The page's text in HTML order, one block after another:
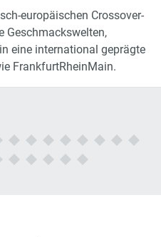
europäischen Crossover-
Geschmackswelten,
eine international geprägte
FrankfurtRheinMain.